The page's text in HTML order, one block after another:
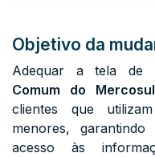
Objetivo da
Adequar a tela de
Comum do
clientes que
menores,
acesso às